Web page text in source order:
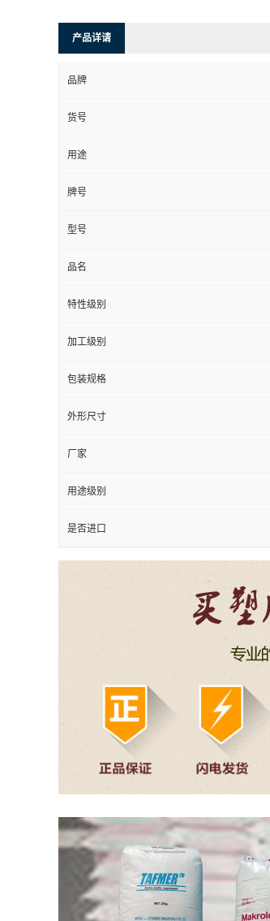
产品详请
品牌
货号
用途
牌号
型号
品名
特性级别
加工级别
包装规格
外形尺寸
厂家
用途级别
是否进口